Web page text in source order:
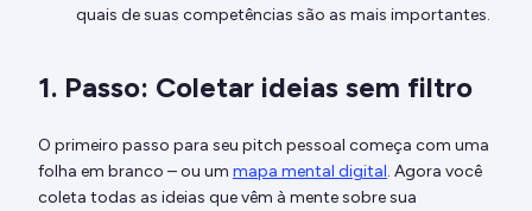
quais de suas competências são as mais importantes.
1. Passo: Coletar ideias sem filtro
O primeiro passo para seu pitch pessoal começa com uma
folha em branco – ou um mapa mental digital. Agora você
coleta todas as ideias que vêm à mente sobre sua